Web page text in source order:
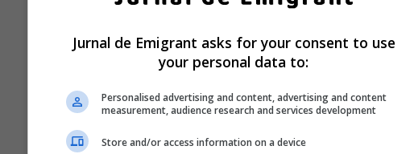
Jurnal de Emigrant asks for your consent to use
your personal data to:
Personalised advertising and content, advertising and content
measurement, audience research and services development
Store and/or access information on a device